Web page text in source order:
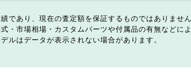
であり、現在の査定額を保証するものではありません
・市場相場・カスタムパーツや付属品の有無などに
ルはデータが表示されない場合があります。